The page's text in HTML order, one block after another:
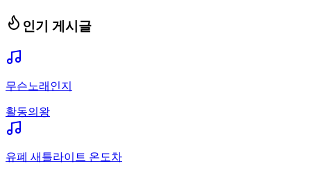
인기 게시글
무슨노래인지
활동의왕
유폐 새틀라이트 온도차